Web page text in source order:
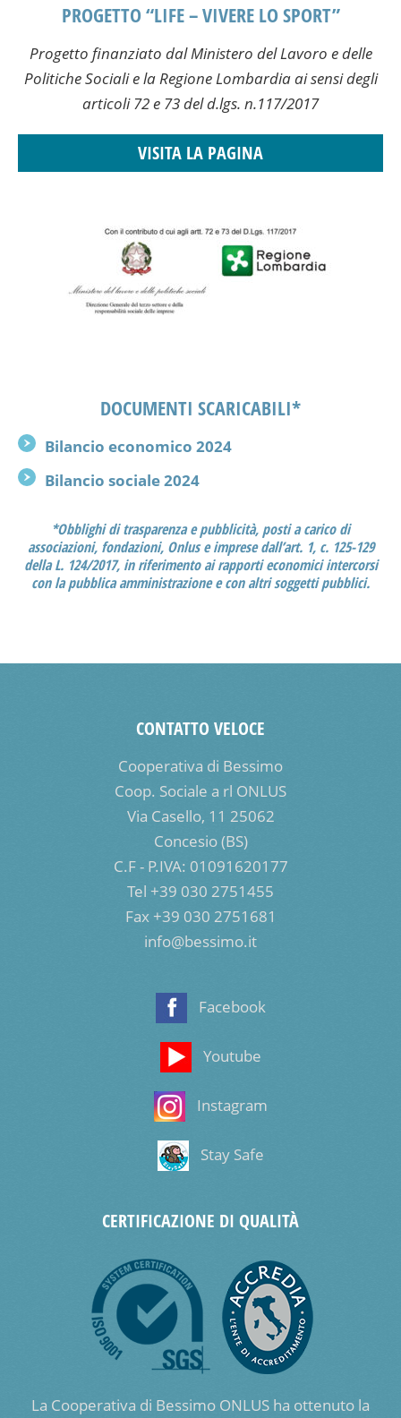
PROGETTO “LIFE – VIVERE LO SPORT”
Progetto finanziato dal Ministero del Lavoro e delle
Politiche Sociali e la Regione Lombardia ai sensi degli
articoli 72 e 73 del d.lgs. n.117/2017
VISITA LA PAGINA
DOCUMENTI SCARICABILI*
Bilancio economico 2024
Bilancio sociale 2024
*Obblighi di trasparenza e pubblicità, posti a carico di
associazioni, fondazioni, Onlus e imprese dall’art. 1, c. 125-129
della L. 124/2017, in riferimento ai rapporti economici intercorsi
con la pubblica amministrazione e con altri soggetti pubblici.
CONTATTO VELOCE
Cooperativa di Bessimo
Coop. Sociale a rl ONLUS
Via Casello, 11 25062
Concesio (BS)
C.F - P.IVA: 01091620177
Tel +39 030 2751455
Fax +39 030 2751681
info@bessimo.it
Facebook
Youtube
Instagram
Stay Safe
CERTIFICAZIONE DI QUALITÀ
La Cooperativa di Bessimo ONLUS ha ottenuto la